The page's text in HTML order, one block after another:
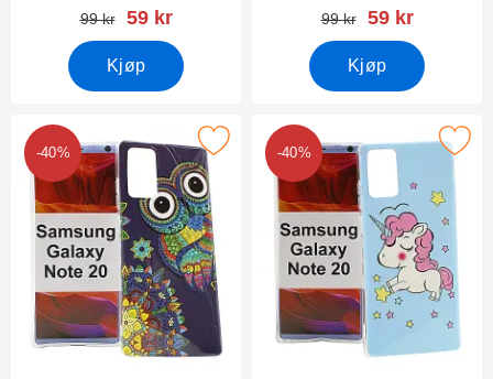
gammel pris
99 kr ny pris
59 kr
Kjøp
gammel pris
99 kr ny pris
59 kr
Kjøp
-40%
Samsung Galaxy Note 20 5G (N981B/DS) som
-40%
Merk tPU Designdeksel Samsung Galaxy